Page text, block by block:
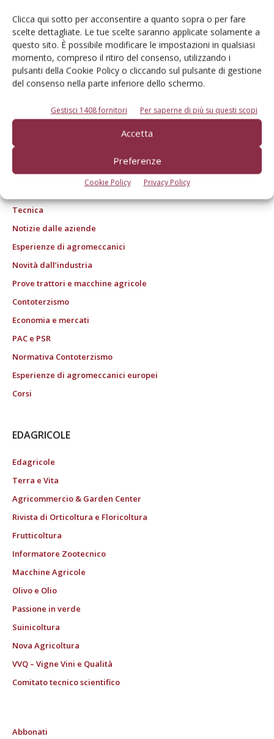
Clicca qui sotto per acconsentire a quanto sopra o per fare
scelte dettagliate. Le tue scelte saranno applicate solamente a
questo sito. È possibile modificare le impostazioni in qualsiasi
momento, compreso il ritiro del consenso, utilizzando i
pulsanti della Cookie Policy o cliccando sul pulsante di gestione
del consenso nella parte inferiore dello schermo.
Gestisci 1408 fornitori Per saperne di più su questi scopi
Accetta
Preferenze
Cookie Policy Privacy Policy
© Tecniche Nuove Spa. Tutti i diritti riservati. Sede legale Via Eritrea 21 -
20157 Milano | Codice fiscale, Partita IVA e Iscrizione al Registro delle
imprese di Milano: 00753480151
registrata presso il Tribunale di Bologna n. 6111 del 12/06/1992)
ROC "Poste italiane Spa sped. Abbonamento Postale DL 353/2003 conv. L.
27/02/2004 n. 46, art.1c.1: DCB Bologna" ROC n. 24344 dell'11 marzo 2014
Tecnica
Notizie dalle aziende
Esperienze di agromeccanici
Novità dall’industria
Prove trattori e macchine agricole
Contoterzismo
Economia e mercati
PAC e PSR
Normativa Contoterzismo
Esperienze di agromeccanici europei
Corsi
EDAGRICOLE
Edagricole
Terra e Vita
Agricommercio & Garden Center
Rivista di Orticoltura e Floricoltura
Frutticoltura
Informatore Zootecnico
Macchine Agricole
Olivo e Olio
Passione in verde
Suinicoltura
Nova Agricoltura
VVQ – Vigne Vini e Qualità
Comitato tecnico scientifico
Abbonati